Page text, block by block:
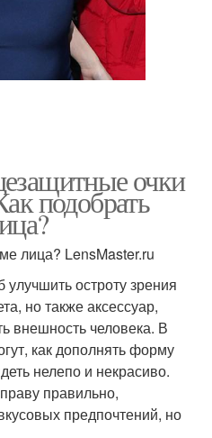
очки
подобрать
лица? LensMaster.ru
улучшить остроту зрения
но также аксессуар,
внешность человека. В
как дополнять форму
нелепо и некрасиво.
правильно,
предпочтений, но